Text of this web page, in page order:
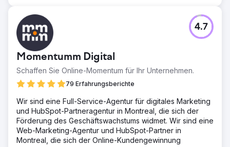
Momentumm Digital
Schaffen Sie Online-Momentum für Ihr Unternehmen.
79 Erfahrungsberichte
4.7
Wir sind eine Full-Service-Agentur für digitales Marketing
und HubSpot-Partneragentur in Montreal, die sich der
Förderung des Geschäftswachstums widmet. Wir sind eine
Web-Marketing-Agentur und HubSpot-Partner in
Montreal, die sich der Online-Kundengewinnung